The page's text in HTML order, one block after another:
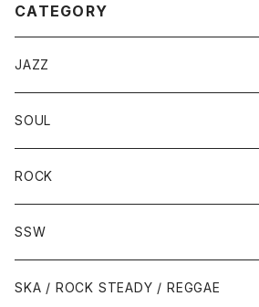
CATEGORY
JAZZ
SOUL
ROCK
SSW
SKA / ROCK STEADY / REGGAE